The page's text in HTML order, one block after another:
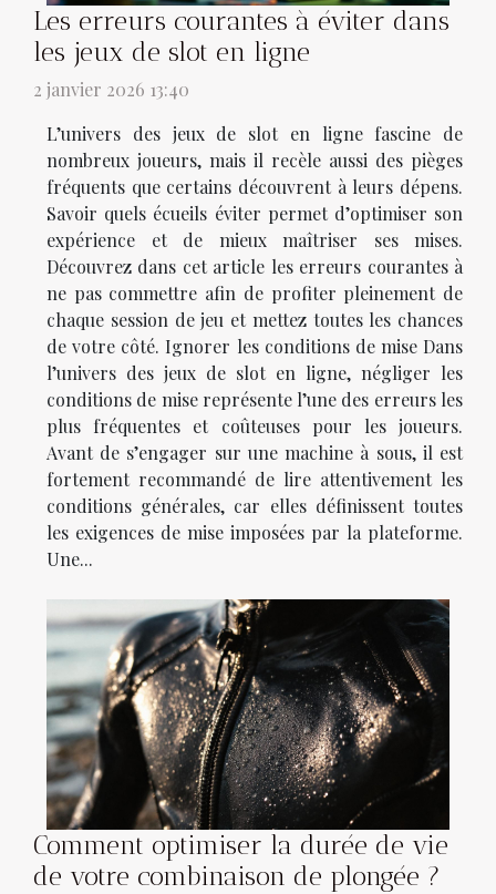
Les erreurs courantes à éviter dans
les jeux de slot en ligne
2 janvier 2026 13:40
L’univers des jeux de slot en ligne fascine de
nombreux joueurs, mais il recèle aussi des pièges
fréquents que certains découvrent à leurs dépens.
Savoir quels écueils éviter permet d’optimiser son
expérience et de mieux maîtriser ses mises.
Découvrez dans cet article les erreurs courantes à
ne pas commettre afin de profiter pleinement de
chaque session de jeu et mettez toutes les chances
de votre côté. Ignorer les conditions de mise Dans
l’univers des jeux de slot en ligne, négliger les
conditions de mise représente l’une des erreurs les
plus fréquentes et coûteuses pour les joueurs.
Avant de s’engager sur une machine à sous, il est
fortement recommandé de lire attentivement les
conditions générales, car elles définissent toutes
les exigences de mise imposées par la plateforme.
Une...
Comment optimiser la durée de vie
de votre combinaison de plongée ?